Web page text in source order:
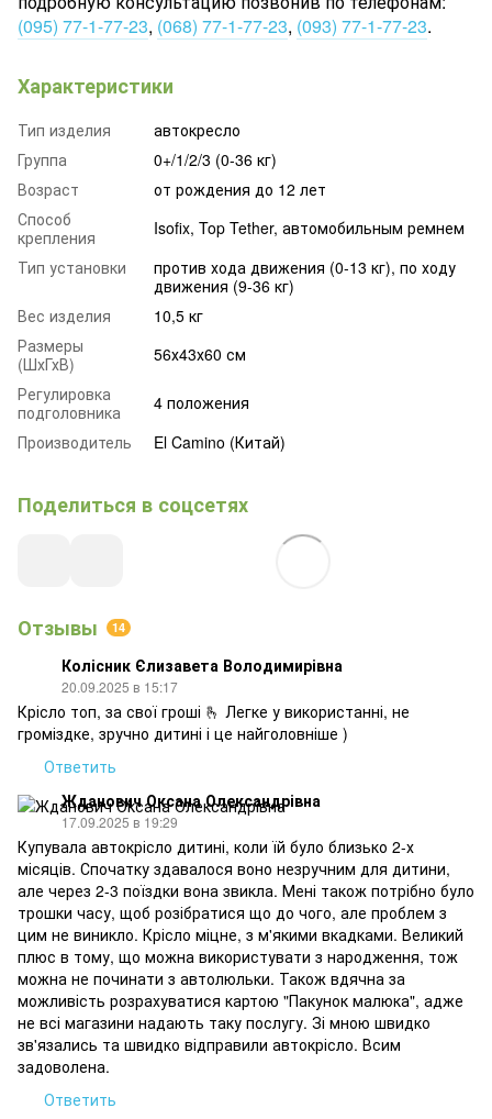
(095) 77-1-77-23, (068) 77-1-77-23, (093) 77-1-77-23.
Характеристики
Тип изделия
автокресло
Группа
0+/1/2/3 (0-36 кг)
Возраст
от рождения до 12 лет
Способ
крепления
Isofix, Top Tether, автомобильным ремнем
Тип установки
против хода движения (0-13 кг), по ходу
движения (9-36 кг)
Вес изделия
10,5 кг
Размеры
(ШхГхВ)
56х43х60 см
Регулировка
подголовника
4 положения
Производитель
El Camino (Китай)
Поделиться в соцсетях
Отзывы 14
Колісник Єлизавета Володимирівна
20.09.2025 в 15:17
Крісло топ, за свої гроші 🫰 Легке у використанні, не
громіздке, зручно дитині і це найголовніше )
Ответить
Жданович Оксана Олександрівна
17.09.2025 в 19:29
Купувала автокрісло дитині, коли їй було близько 2-х
місяців. Спочатку здавалося воно незручним для дитини,
але через 2-3 поїздки вона звикла. Мені також потрібно було
трошки часу, щоб розібратися що до чого, але проблем з
цим не виникло. Крісло міцне, з м'якими вкадками. Великий
плюс в тому, що можна використувати з народження, тож
можна не починати з автолюльки. Також вдячна за
можливість розрахуватися картою "Пакунок малюка", адже
не всі магазини надають таку послугу. Зі мною швидко
зв'язались та швидко відправили автокрісло. Всим
задоволена.
Ответить